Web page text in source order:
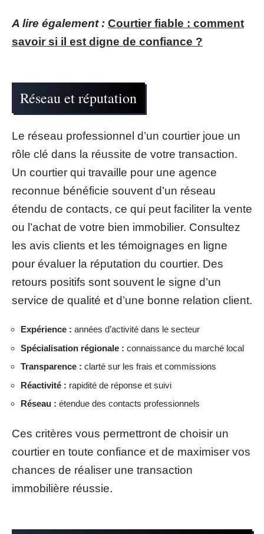
A lire également : Courtier fiable : comment
savoir si il est digne de confiance ?
Réseau et réputation
Le réseau professionnel d’un courtier joue un
rôle clé dans la réussite de votre transaction.
Un courtier qui travaille pour une agence
reconnue bénéficie souvent d’un réseau
étendu de contacts, ce qui peut faciliter la vente
ou l’achat de votre bien immobilier. Consultez
les avis clients et les témoignages en ligne
pour évaluer la réputation du courtier. Des
retours positifs sont souvent le signe d’un
service de qualité et d’une bonne relation client.
Expérience : années d’activité dans le secteur
Spécialisation régionale : connaissance du marché local
Transparence : clarté sur les frais et commissions
Réactivité : rapidité de réponse et suivi
Réseau : étendue des contacts professionnels
Ces critères vous permettront de choisir un
courtier en toute confiance et de maximiser vos
chances de réaliser une transaction
immobilière réussie.